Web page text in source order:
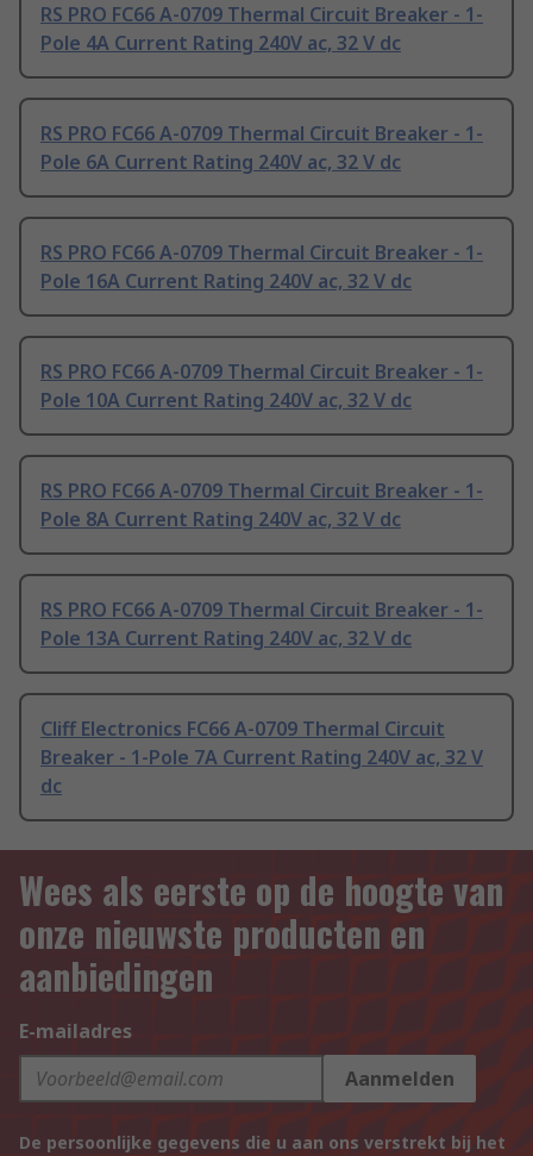
RS PRO FC66 A-0709 Thermal Circuit Breaker - 1-
Pole 4A Current Rating 240V ac, 32 V dc
RS PRO FC66 A-0709 Thermal Circuit Breaker - 1-
Pole 6A Current Rating 240V ac, 32 V dc
RS PRO FC66 A-0709 Thermal Circuit Breaker - 1-
Pole 16A Current Rating 240V ac, 32 V dc
RS PRO FC66 A-0709 Thermal Circuit Breaker - 1-
Pole 10A Current Rating 240V ac, 32 V dc
RS PRO FC66 A-0709 Thermal Circuit Breaker - 1-
Pole 8A Current Rating 240V ac, 32 V dc
RS PRO FC66 A-0709 Thermal Circuit Breaker - 1-
Pole 13A Current Rating 240V ac, 32 V dc
Cliff Electronics FC66 A-0709 Thermal Circuit
Breaker - 1-Pole 7A Current Rating 240V ac, 32 V
dc
Wees als eerste op de hoogte van
onze nieuwste producten en
aanbiedingen
E-mailadres
Aanmelden
De persoonlijke gegevens die u aan ons verstrekt bij het